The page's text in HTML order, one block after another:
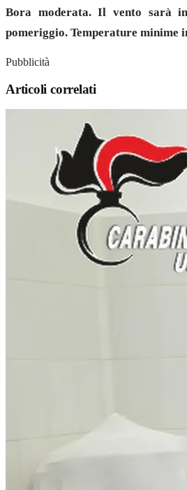
Bora moderata. Il vento sarà
pomeriggio. Temperature minime
Pubblicità
Articoli correlati